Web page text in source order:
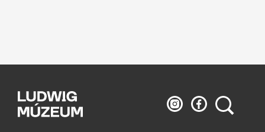
Ludwig
Múzeum
Ludwig
Múzeum
Keresés